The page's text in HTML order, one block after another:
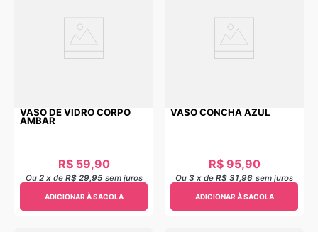
VASO DE VIDRO CORPO
AMBAR
R$ 59,90
Ou 2 xde R$ 29,95 sem juros
ADICIONAR À SACOLA
VASO CONCHA AZUL
R$ 95,90
Ou 3 x de R$ 31,96 sem juros
ADICIONAR À SACOLA